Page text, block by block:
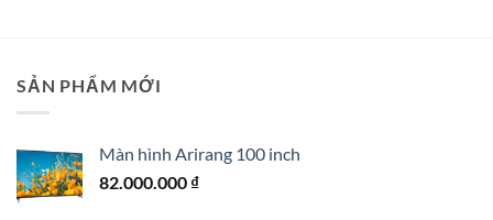
SẢN PHẨM MỚI
Màn hình Arirang 100 inch
82.000.000 ₫